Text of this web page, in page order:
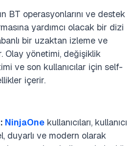
BT operasyonlarını ve destek
yardımcı olacak bir dizi
bir uzaktan izleme ve
Olay yönetimi, değişiklik
ve son kullanıcılar için self-
içerir.
NinjaOne kullanıcıları, kullanıcı
duyarlı ve modern olarak